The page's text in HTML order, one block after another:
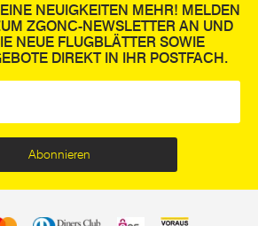
NEUIGKEITEN MEHR! MELDEN
ZGONC-NEWSLETTER AN UND
NEUE FLUGBLÄTTER SOWIE
DIREKT IN IHR POSTFACH.
Abonnieren